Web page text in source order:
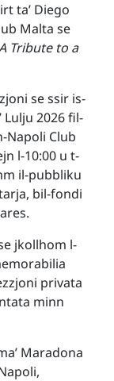
ta’ Diego
Malta se
Tribute to a
se ssir is-
Lulju 2026 fil-
Napoli Club
l-10:00 u t-
il-pubbliku
bil-fondi
jkollhom l-
privata
minn
Maradona